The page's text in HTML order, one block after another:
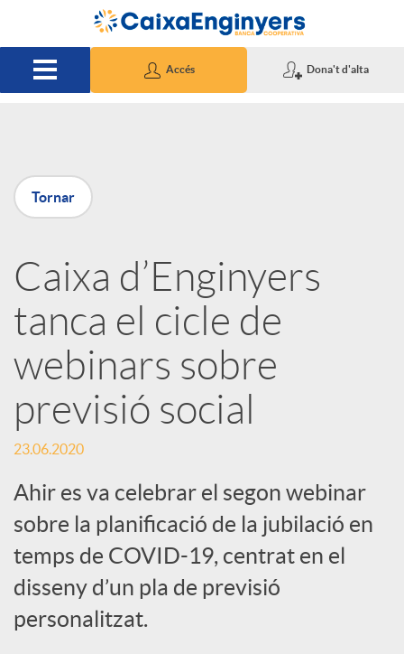
Salta al contingut principal
Accés Dona't d'alta
P
u
b
l
i
c
a
d
o
Tornar
Caixa d’Enginyers
tanca el cicle de
webinars sobre
previsió social
23.06.2020
Ahir es va celebrar el segon webinar
sobre la planificació de la jubilació en
temps de COVID-19, centrat en el
disseny d’un pla de previsió
personalitzat.